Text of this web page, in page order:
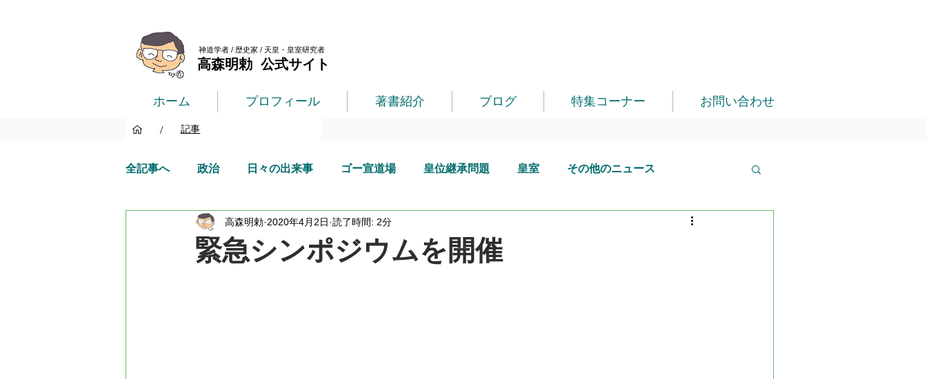
神道学者 / 歴史家 / 天皇・皇室研究者
高森明勅 公式サイト
ホーム プロフィール 著書紹介 ブログ 特集コーナー お問い合わせ
/ 記事
全記事へ 政治 日々の出来事 ゴー宣道場 皇位継承問題 皇室 その他のニュース
緊急シンポジウムを開催
高森明勅 2020年4月2日 読了時間: 2分